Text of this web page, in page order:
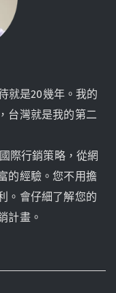
就是20幾年。我的
台灣就是我的第二
際行銷策略，從網
的經驗。您不用擔
。會仔細了解您的
計畫。